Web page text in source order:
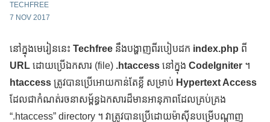
TECHFREE
7 NOV 2017
នៅក្នុងមេរៀននេះ Techfree នឹងបង្ហាញពីរបៀបដក index.php ពី
URL ដោយប្រើឯកសារ (file) .htaccess នៅក្នុង CodeIgniter ។
htaccess ត្រូវបានប្រើអោយកាន់តែខ្លី សម្រាប់ Hypertext Access
ដែលជាកំណត់រចនាសម្ព័ន្ធឯកសារដ៏មានអានុភាពដែលគ្រប់គ្រង
“.htaccess” directory ។ វាត្រូវបានប្រើដោយម៉ាស៊ីនបម្រើបណ្ដាញ